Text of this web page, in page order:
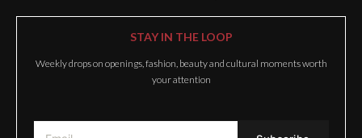
STAY IN THE LOOP
Weekly drops on openings, fashion, beauty and cultural moments worth
your attention